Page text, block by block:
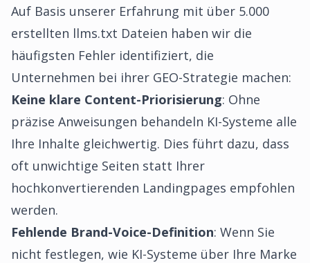
Auf Basis unserer Erfahrung mit über 5.000
erstellten llms.txt Dateien haben wir die
häufigsten Fehler identifiziert, die
Unternehmen bei ihrer GEO-Strategie machen:
Keine klare Content-Priorisierung: Ohne
präzise Anweisungen behandeln KI-Systeme alle
Ihre Inhalte gleichwertig. Dies führt dazu, dass
oft unwichtige Seiten statt Ihrer
hochkonvertierenden Landingpages empfohlen
werden.
Fehlende Brand-Voice-Definition: Wenn Sie
nicht festlegen, wie KI-Systeme über Ihre Marke